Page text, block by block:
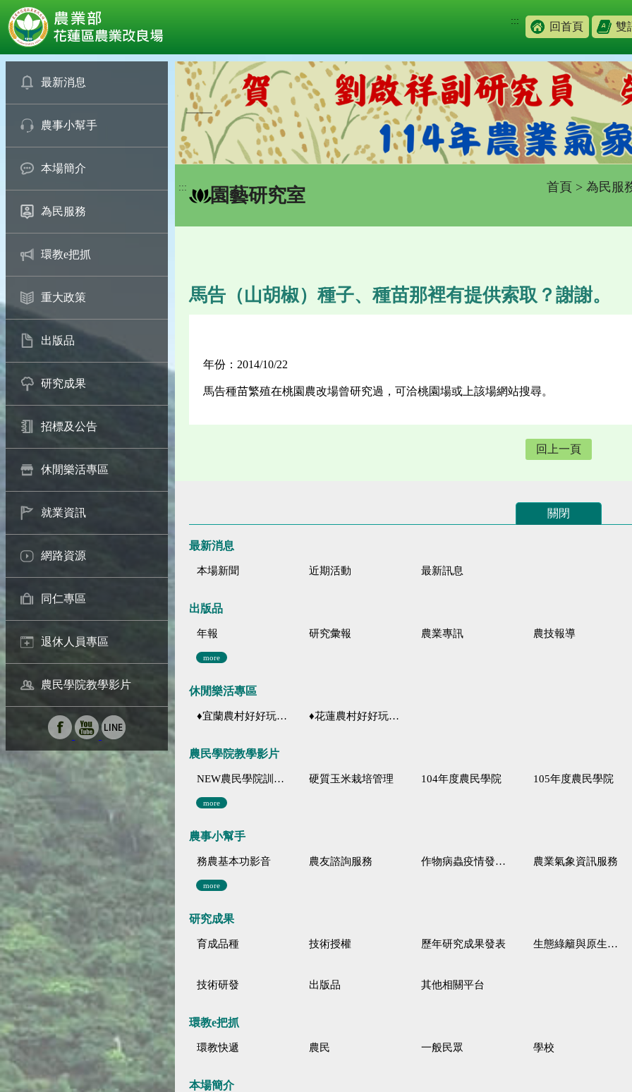
::: 回首頁 雙
最新消息
農事小幫手
本場簡介
為民服務
環教e把抓
重大政策
出版品
研究成果
招標及公告
休閒樂活專區
就業資訊
網路資源
同仁專區
退休人員專區
農民學院教學影片
::: 園藝研究室 首頁 > 為民服
馬告（山胡椒）種子、種苗那裡有提供索取？謝謝。
年份：2014/10/22
馬告種苗繁殖在桃園農改場曾研究過，可洽桃園場或上該場網站搜尋。
回上一頁
關閉
最新消息
本場新聞 近期活動 最新訊息
出版品
年報 研究彙報 農業專訊 農技報導
more
休閒樂活專區
♦宜蘭農村好好玩 ♦「農、藝、山、水」四條遊程推薦 ♦花蓮農村好好玩♦「原、生、慢、活」四條遊程推薦
農民學院教學影片
NEW農民學院訓練影音分類 硬質玉米栽培管理 104年度農民學院 105年度農民學院
more
農事小幫手
務農基本功影音 農友諮詢服務 作物病蟲疫情發生預測 農業氣象資訊服務
more
研究成果
育成品種 技術授權 歷年研究成果發表 生態綠籬與原生野花植生毯
技術研發 出版品 其他相關平台
環教e把抓
環教快遞 農民 一般民眾 學校
本場簡介